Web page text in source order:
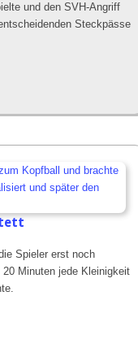
und den SVH-Angriff
Steckpässe
Spieler erst noch
Minuten jede Kleinigkeit